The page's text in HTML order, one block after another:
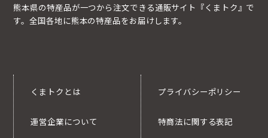
熊本県の特産品が一つから注文できる通販サイト『くまトク』で
す。全国各地に熊本の特産品をお届けします。
くまトクとは
運営企業について
プライバシーポリシー
特商法に関する表記